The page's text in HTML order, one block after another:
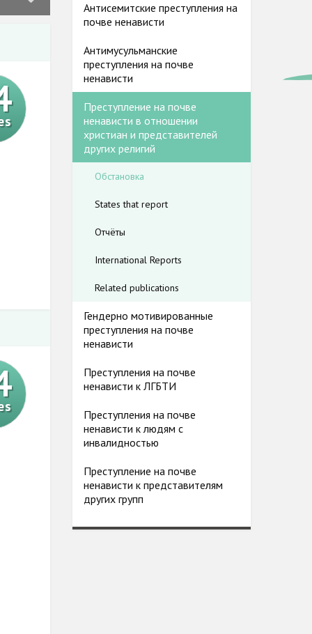
Антисемитские преступления на
почве ненависти
Антимусульманские
преступления на почве
ненависти
Преступление на почве
ненависти в отношении
христиан и представителей
других религий
Обстановка
States that report
Отчёты
International Reports
Related publications
Гендерно мотивированные
преступления на почве
ненависти
Преступления на почве
ненависти к ЛГБТИ
Преступления на почве
ненависти к людям с
инвалидностью
Преступление на почве
ненависти к представителям
других групп